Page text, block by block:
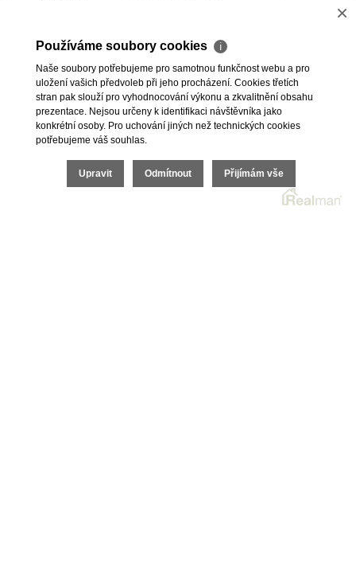
Nemovitosti na prodej
Nemovitosti k pronájmu
Byty na prodej i k pronájmu
Rodinné domy na prodej
Skladové prostory
Kanceláře
Výhody realitní kanceláře
Bezplatné poradenství
Odhady nemovitostí
Dražby
Geodetické práce
Právní servis
Služby developerům
×
Používáme soubory cookies ℹ
Naše soubory potřebujeme pro samotnou funkčnost webu a pro
uložení vašich předvoleb při jeho procházení. Cookies třetích
stran pak slouží pro vyhodnocování výkonu a zkvalitnění obsahu
prezentace. Nejsou určeny k identifikaci návštěvníka jako
konkrétní osoby. Pro uchování jiných než technických cookies
potřebujeme váš souhlas.
Upravit Odmítnout Přijímám vše